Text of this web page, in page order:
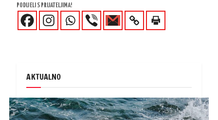
PODIJELI S PRIJATELJIMA!
AKTUALNO